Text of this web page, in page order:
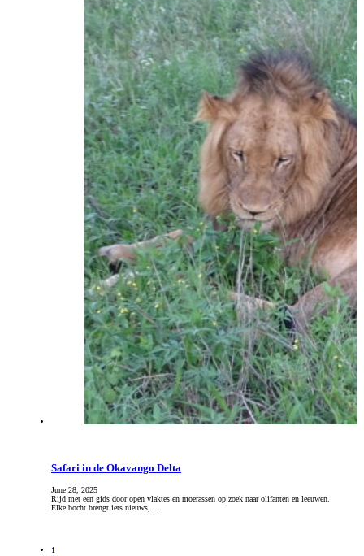
Safari in de Okavango Delta
June 28, 2025
Rijd met een gids door open vlaktes en moerassen op zoek naar olifanten en leeuwen.
Elke bocht brengt iets nieuws,…
1